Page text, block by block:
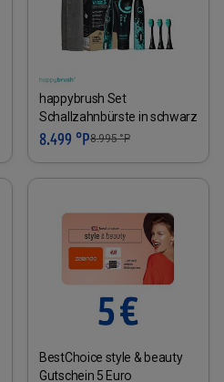
happybrush Set
Schallzahnbürste in schwarz
8.499 °P8.995°P
BestChoice style & beauty
Gutschein 5 Euro